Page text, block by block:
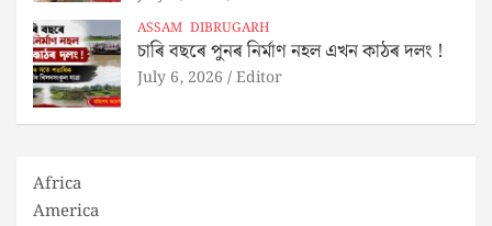
ASSAM DIBRUGARH
চাৰি বছৰে পুনৰ নিৰ্মাণ নহল এখন কাঠৰ দলং !
July 6, 2026 Editor
Africa
America